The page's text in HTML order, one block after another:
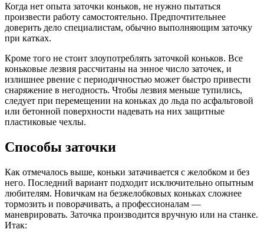
Когда нет опыта заточки коньков, не нужно пытаться
произвести работу самостоятельно. Предпочтительнее
доверить дело специалистам, обычно выполняющим заточку
при катках.
Кроме того не стоит злоупотреблять заточкой коньков. Все
коньковые лезвия рассчитаны на энное число заточек, и
излишнее рвение с периодичностью может быстро привести
снаряжение в негодность. Чтобы лезвия меньше тупились,
следует при перемещении на коньках до льда по асфальтовой
или бетонной поверхности надевать на них защитные
пластиковые чехлы.
Способы заточки
Как отмечалось выше, коньки затачивается с желобком и без
него. Последний вариант подходит исключительно опытным
любителям. Новичкам на безжелобковых коньках сложнее
тормозить и поворачивать, а профессионалам —
маневрировать. Заточка производится вручную или на станке.
Итак: